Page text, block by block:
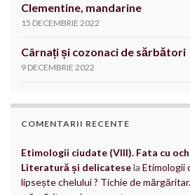
Clementine, mandarine
15 DECEMBRIE 2022
Cârnați și cozonaci de sărbători
9 DECEMBRIE 2022
COMENTARII RECENTE
Etimologii ciudate (VIII). Fata cu
Literatură și delicatesela Etimologii
lipsește chelului ? Tichie de